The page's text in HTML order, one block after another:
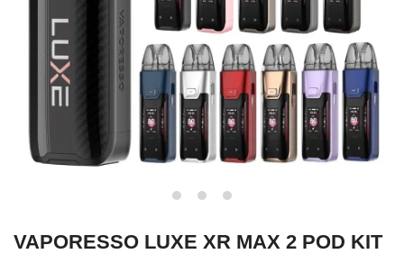
VAPORESSO LUXE XR MAX 2 POD KIT